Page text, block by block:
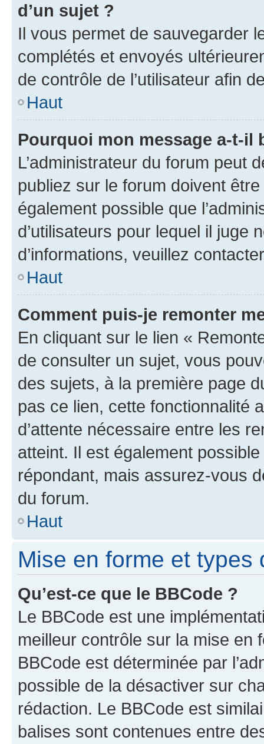
d’un sujet ?
Il vous permet de sauvegarder
complétés et envoyés
de contrôle de l’utilisateur afin
Haut
Pourquoi mon message a-t-il
L’administrateur du forum peut
publiez sur le forum doivent
également possible que
d’utilisateurs pour lequel il juge
d’informations, veuillez
Haut
Comment puis-je remonter
En cliquant sur le lien «
de consulter un sujet, vous
des sujets, à la première page
pas ce lien, cette fonctionnalité
d’attente nécessaire entre les
atteint. Il est également
répondant, mais assurez-vous
du forum.
Haut
Mise en forme et types
Qu’est-ce que le BBCode ?
Le BBCode est une
meilleur contrôle sur la mise en
BBCode est déterminée par
possible de la désactiver sur
rédaction. Le BBCode est
balises sont contenues entre